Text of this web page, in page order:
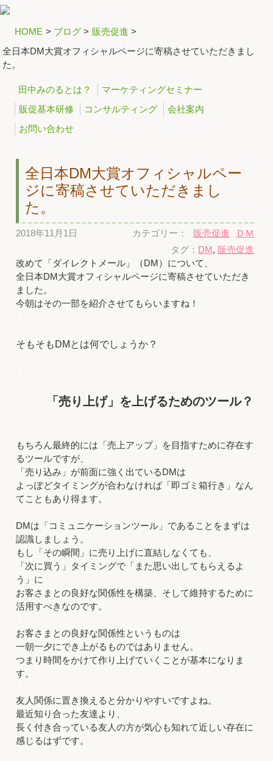
HOME > ブログ > 販売促進 >
全日本DM大賞オフィシャルページに寄稿させていただきまし
た。
田中みのるとは？
マーケティングセミナー
販促基本研修
コンサルティング
会社案内
お問い合わせ
全日本DM大賞オフィシャルペー
ジに寄稿させていただきまし
た。
2018年11月1日 カテゴリー： 販売促進
ＤＭ
タグ： DM, 販売促進
改めて「ダイレクトメール」（DM）について、
全日本DM大賞オフィシャルページに寄稿させていただき
ました。
今朝はその一部を紹介させてもらいますね！
そもそもDMとは何でしょうか？
「売り上げ」を上げるためのツール？
もちろん最終的には「売上アップ」を目指すために存在す
るツールですが、
「売り込み」が前面に強く出ているDMは
よっぽどタイミングが合わなければ「即ゴミ箱行き」なん
てこともあり得ます。
DMは「コミュニケーションツール」であることをまずは
認識しましょう。
もし「その瞬間」に売り上げに直結しなくても、
「次に買う」タイミングで「また思い出してもらえるよ
う」に
お客さまとの良好な関係性を構築、そして維持するために
活用すべきなのです。
お客さまとの良好な関係性というものは
一朝一夕にでき上がるものではありません。
つまり時間をかけて作り上げていくことが基本になりま
す。
友人関係に置き換えると分かりやすいですよね。
最近知り合った友達より、
長く付き合っている友人の方が気心も知れて近しい存在に
感じるはずです。